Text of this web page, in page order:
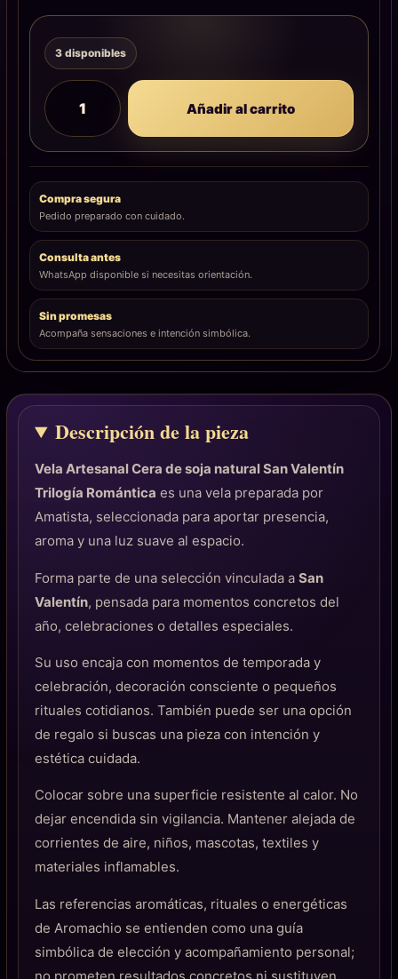
3 disponibles
Añadir al carrito
Compra segura
Pedido preparado con cuidado.
Consulta antes
WhatsApp disponible si necesitas orientación.
Sin promesas
Acompaña sensaciones e intención simbólica.
Descripción de la pieza
Vela Artesanal Cera de soja natural San Valentín
Trilogía Romántica es una vela preparada por
Amatista, seleccionada para aportar presencia,
aroma y una luz suave al espacio.
Forma parte de una selección vinculada a San
Valentín, pensada para momentos concretos del
año, celebraciones o detalles especiales.
Su uso encaja con momentos de temporada y
celebración, decoración consciente o pequeños
rituales cotidianos. También puede ser una opción
de regalo si buscas una pieza con intención y
estética cuidada.
Colocar sobre una superficie resistente al calor. No
dejar encendida sin vigilancia. Mantener alejada de
corrientes de aire, niños, mascotas, textiles y
materiales inflamables.
Las referencias aromáticas, rituales o energéticas
de Aromachio se entienden como una guía
simbólica de elección y acompañamiento personal;